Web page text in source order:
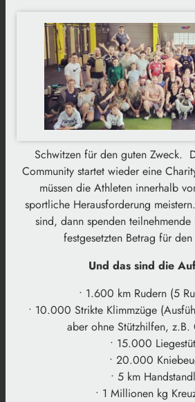
Schwitzen für den guten Zweck.
Community startet wieder eine
müssen die Athleten innerhalb
sportliche Herausforderung
sind, dann spenden
festgesetzten Betrag für
Und das sind die
• 1.600 km Rudern (5
• 10.000 Strikte Klimmzüge
aber ohne Stützhilfen, z.B.
• 15.000
• 20.000
• 5 km
• 1 Millionen kg